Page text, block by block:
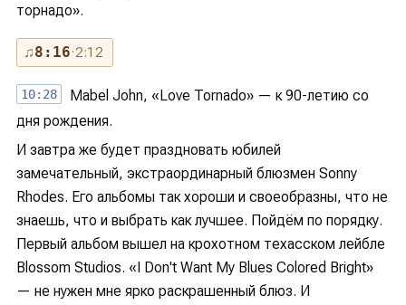
торнадо».
♫8:16· 2:12
10:28
Mabel John, «Love Tornado» — к 90-летию со
дня рождения.
И завтра же будет праздновать юбилей
замечательный, экстраординарный блюзмен Sonny
Rhodes. Его альбомы так хороши и своеобразны, что не
знаешь, что и выбрать как лучшее. Пойдём по порядку.
Первый альбом вышел на крохотном техасском лейбле
Blossom Studios. «I Don't Want My Blues Colored Bright»
— не нужен мне ярко раскрашенный блюз. И